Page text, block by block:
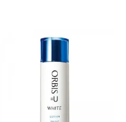
す。*1 メラニンの生成を抑え、シ
ミ・ソバカスを防ぐ*2 肌にハリを
与え若々しい印象*3 首のうるおい
ケアとして*4 ナイアシンアミド
ダメージをきっかけに、肌深く(*6)
では「メラニンにじみ(*1)」が発
現。シミやそばかすという「点」だ
けでなく、透明感のなさなどの
「面」での透明感を阻害する原因を
引き起こしていることがわかりまし
た。そこでオルビス ブライト シリ